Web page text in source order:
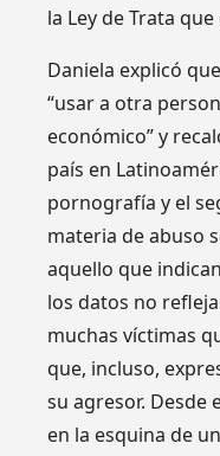
la Ley de Trata
Daniela explicó
“usar a otra
económico” y
país en
pornografía y el
materia de abuso
aquello que
los datos no
muchas víctimas
que, incluso,
su agresor. Desde
en la esquina de